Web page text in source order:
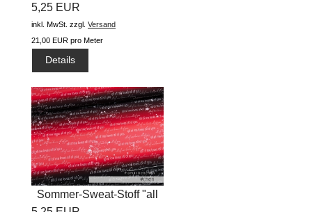
5,25 EUR
inkl. MwSt. zzgl. Versand
21,00 EUR pro Meter
Details
Sommer-Sweat-Stoff "all